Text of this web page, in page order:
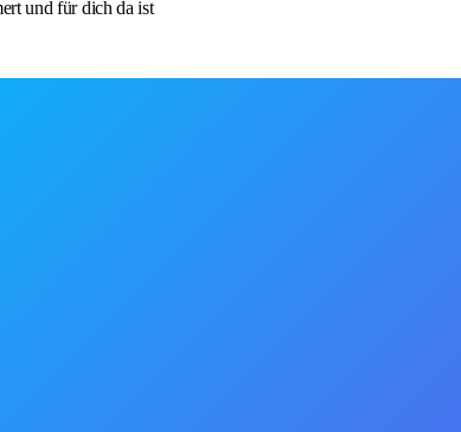
und für dich da ist